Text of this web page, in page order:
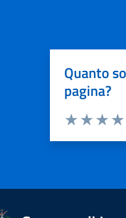
Quanto
pagina?